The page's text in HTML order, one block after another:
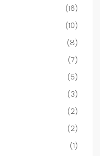
(16)
(10)
(8)
(7)
(5)
(3)
(2)
(2)
(1)